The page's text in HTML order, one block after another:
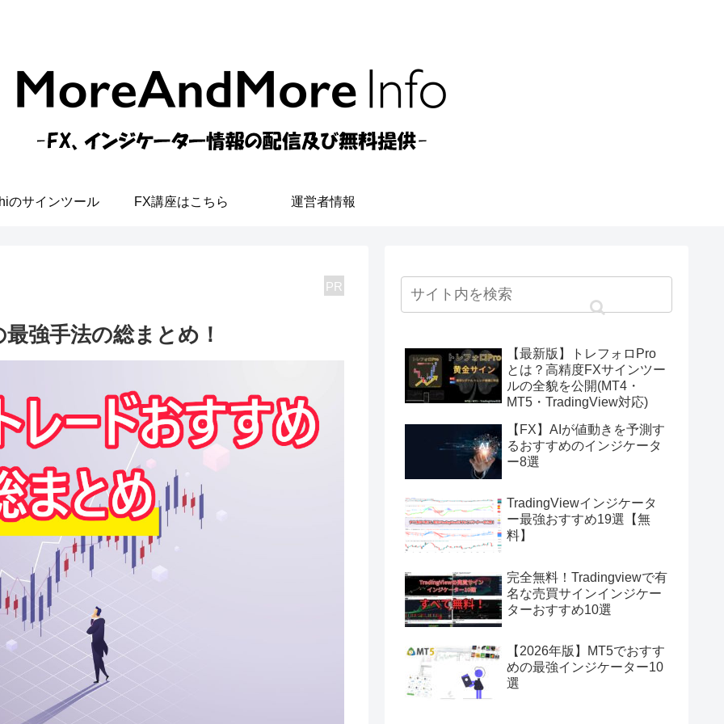
のサインツール FX講座はこちら 運営者情報
PR
強手法の総まとめ！
【最新版】トレフォロPro
とは？高精度FXサインツー
ルの全貌を公開(MT4・
MT5・TradingView対応)
【FX】AIが値動きを予測す
るおすすめのインジケータ
ー8選
TradingViewインジケータ
ー最強おすすめ19選【無
料】
完全無料！Tradingviewで有
名な売買サインインジケー
ターおすすめ10選
【2026年版】MT5でおすす
めの最強インジケーター10
選